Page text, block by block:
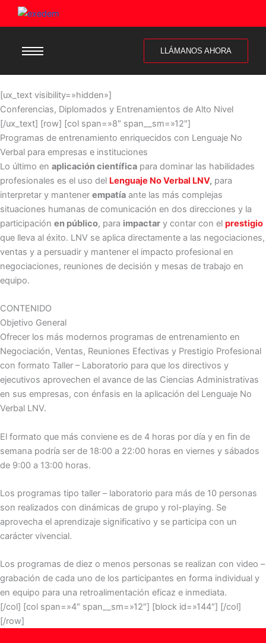
LLÁMANOS AHORA
[ux_text visibility=»hidden»]
Conferencias, Diplomados y Entrenamientos de Alto Nivel
[/ux_text] [row] [col span=»8″ span__sm=»12″]
Programas de entrenamiento enriquecidos con Lenguaje No
Verbal para empresas e instituciones
Lo último en aplicación científica para dominar las habilidades
profesionales es el uso del Lenguaje No Verbal LNV, para
interpretar y mantener empatía ante las más complejas
situaciones humanas de comunicación en dos direcciones y la
participación en público, para impactar y contar con el prestigio
que lleva al éxito. LNV se aplica directamente a las negociaciones,
ventas y a persuadir y mantener el impacto profesional en
negociaciones, reuniones de decisión y mesas de trabajo en
equipo.
CONTENIDO
Objetivo General
Ofrecer los más modernos programas de entrenamiento en
Negociación, Ventas, Reuniones Efectivas y Prestigio Profesional
con formato Taller – Laboratorio para que los directivos y
ejecutivos aprovechen el avance de las Ciencias Administrativas
en sus empresas, con énfasis en la aplicación del Lenguaje No
Verbal LNV.
El formato que más conviene es de 4 horas por día y en fin de
semana podría ser de 18:00 a 22:00 horas en viernes y sábados
de 9:00 a 13:00 horas.
Los programas tipo taller – laboratorio para más de 10 personas
son realizados con dinámicas de grupo y rol-playing. Se
aprovecha el aprendizaje significativo y se participa con un
carácter vivencial.
Los programas de diez o menos personas se realizan con video –
grabación de cada uno de los participantes en forma individual y
en equipo para una retroalimentación eficaz e inmediata.
[/col] [col span=»4″ span__sm=»12″] [block id=»144″] [/col]
[/row]